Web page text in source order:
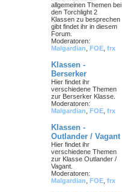
allgemeinen Themen bei
den Torchlight 2
Klassen zu besprechen
gibt findet ihr in diesem
Forum.
Moderatoren:
Malgardian FOE frx
Klassen -
Berserker
Hier findet ihr
verschiedene Themen
zur Berserker Klasse.
Moderatoren:
Malgardian FOE frx
Klassen -
Outlander / Vagant
Hier findet ihr
verschiedene Themen
zur Klasse Outlander /
Vagant.
Moderatoren:
Malgardian FOE frx